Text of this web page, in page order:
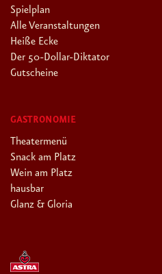
Spielplan
Alle Veranstaltungen
Heiße Ecke
Der 50-Dollar-Diktator
Gutscheine
GASTRONOMIE
Theatermenü
Snack am Platz
Wein am Platz
hausbar
Glanz & Gloria